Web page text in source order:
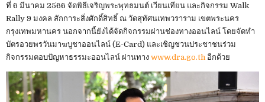
ที่ 6 มีนาคม 2566 จัดพิธีเจริญพระพุทธมนต์ เวียนเทียน และกิจกรรม Walk
Rally 9 มงคล สักการะสิ่งศักดิ์สิทธิ์ ณ วัดสุทัศนเทพวราราม เขตพระนคร
กรุงเทพมหานคร นอกจากนี้ยังได้จัดกิจกรรมผ่านช่องทางออนไลน์ โดยจัดทำ
บัตรอวยพรวันมาฆบูชาออนไลน์ (E-Card) และเชิญชวนประชาชนร่วม
กิจกรรมตอบปัญหาธรรมะออนไลน์ ผ่านทาง www.dra.go.th อีกด้วย